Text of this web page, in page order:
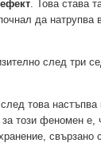
. Това става
да
след три
това настъпва
този феномен е,
свързано